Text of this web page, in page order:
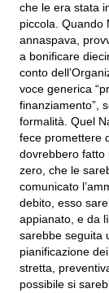
che le era stata
piccola. Quando
annaspava,
a bonificare
conto
voce generica
finanziamento”,
formalità. Quel
fece promettere
dovrebbero fatto
zero, che le
comunicato
debito, esso
appianato, e da
sarebbe seguita
pianificazione
stretta,
possibile si